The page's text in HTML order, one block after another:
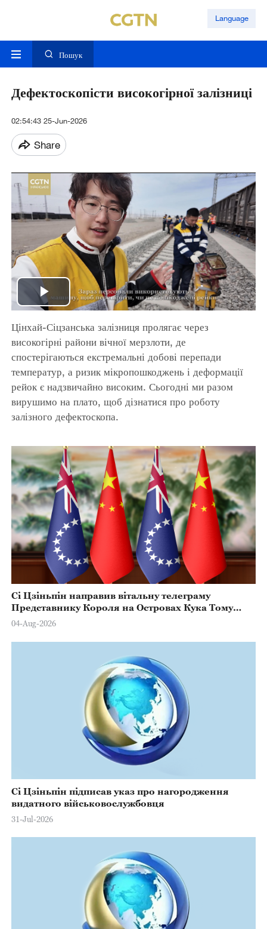
Language
Пошук
Дефектоскопісти високогірної залізниці
02:54:43 25-Jun-2026
Share
Play
Video
Цінхай-Сіцзанська залізниця пролягає через
високогірні райони вічної мерзлоти, де
спостерігаються екстремальні добові перепади
температур, а ризик мікропошкоджень і деформації
рейок є надзвичайно високим. Сьогодні ми разом
вирушимо на плато, щоб дізнатися про роботу
залізного дефектоскопа.
Сі Цзіньпін направив вітальну телеграму
Представнику Короля на Островах Кука Тому
Марстерсу з нагоди Дня Конституції
04-Aug-2026
Сі Цзіньпін підписав указ про нагородження
видатного військовослужбовця
31-Jul-2026